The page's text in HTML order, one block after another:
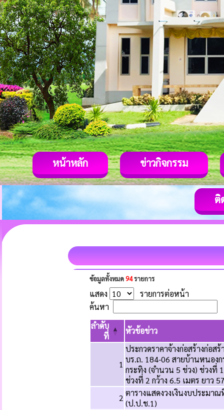
หน้าหลัก ข่าวกิจกรรม
ติ
ข้อมูลทั้งหมด94รายการ
แสดง
รายการต่อหน้า
ค้นหา
ลำดับ
ที่
หัวข้อข่าว
1
ประกวดราคาจ้างก่อสร้างก่อ
บร.ถ. 184-06 สายบ้านหนอ
กระทิง (จำนวน 5 ช่วง) ช่วงที่
ช่วงที่ 2 กว้าง 6.5 เมตร ยาว
2 ตารางแสดงวงเงินงบประมาณ
(ป.ป.ช.1)